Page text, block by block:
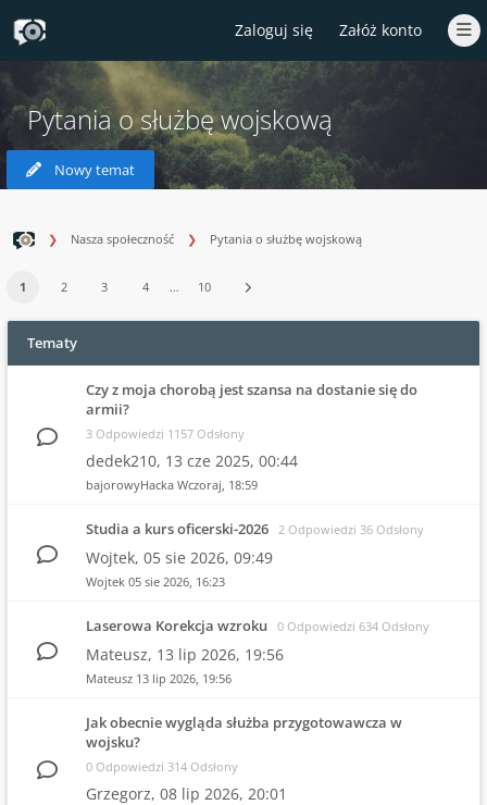
Zaloguj się Załóż konto
Pytania o służbę wojskową
Nowy temat
Nasza społeczność Pytania o służbę wojskową
1 2 3 4 … 10
Tematy
Czy z moja chorobą jest szansa na dostanie się do
armii?
3 Odpowiedzi 1157 Odsłony
dedek210, 13 cze 2025, 00:44
bajorowyHacka Wczoraj, 18:59
Studia a kurs oficerski-2026 2 Odpowiedzi 36 Odsłony
Wojtek, 05 sie 2026, 09:49
Wojtek 05 sie 2026, 16:23
Laserowa Korekcja wzroku 0 Odpowiedzi 634 Odsłony
Mateusz, 13 lip 2026, 19:56
Mateusz 13 lip 2026, 19:56
Jak obecnie wygląda służba przygotowawcza w
wojsku?
0 Odpowiedzi 314 Odsłony
Grzegorz, 08 lip 2026, 20:01